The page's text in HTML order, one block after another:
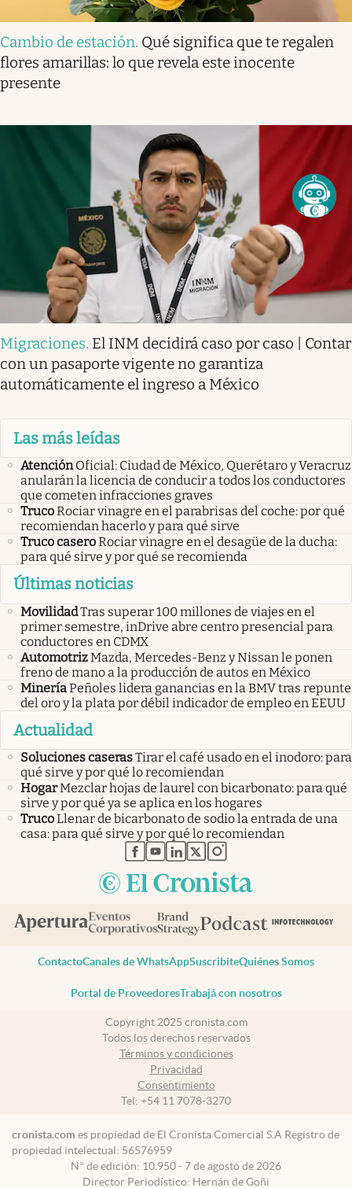
Cambio de estación. Qué significa que te regalen
flores amarillas: lo que revela este inocente
presente
Migraciones. El INM decidirá caso por caso | Contar
con un pasaporte vigente no garantiza
automáticamente el ingreso a México
Las más leídas
Atención Oficial: Ciudad de México, Querétaro y Veracruz
anularán la licencia de conducir a todos los conductores
que cometen infracciones graves
TrucoRociar vinagre en el parabrisas del coche: por qué
recomiendan hacerlo y para qué sirve
Truco caseroRociar vinagre en el desagüe de la ducha:
para qué sirve y por qué se recomienda
Últimas noticias
MovilidadTras superar 100 millones de viajes en el
primer semestre, inDrive abre centro presencial para
conductores en CDMX
AutomotrizMazda, Mercedes-Benz y Nissan le ponen
freno de mano a la producción de autos en México
MineríaPeñoles lidera ganancias en la BMV tras repunte
del oro y la plata por débil indicador de empleo en EEUU
Actualidad
Soluciones caserasTirar el café usado en el inodoro: para
qué sirve y por qué lo recomiendan
HogarMezclar hojas de laurel con bicarbonato: para qué
sirve y por qué ya se aplica en los hogares
TrucoLlenar de bicarbonato de sodio la entrada de una
casa: para qué sirve y por qué lo recomiendan
abre en nueva pestaña
abre en nueva pestaña
abre en nueva pestaña
abre en nueva pestaña
abre en nueva pestaña
ContactoCanales de WhatsAppSuscribiteQuiénes Somos
Portal de ProveedoresTrabajá con nosotros
Copyright 2025 cronista.com
Todos los derechos reservados
Términos y condiciones
Privacidad
Consentimiento
Tel: +54 11 7078-3270
cronista.com es propiedad de El Cronista Comercial S.A Registro de
propiedad intelectual: 56576959
N° de edición: 10.950 - 7 de agosto de 2026
Director Periodístico: Hernán de Goñi